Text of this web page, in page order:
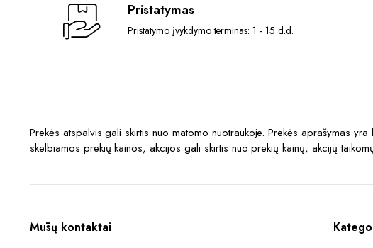
Pristatymas
Pristatymo įvykdymo terminas: 1 - 15 d.d.
Prekės atspalvis gali skirtis nuo matomo nuotraukoje. Prekės aprašymas
skelbiamos prekių kainos, akcijos gali skirtis nuo prekių kainų, akcijų
Mūsų kontaktai